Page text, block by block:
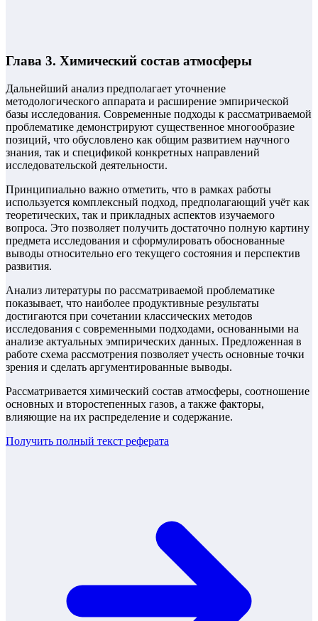
Глава 3. Химический состав атмосферы
Дальнейший анализ предполагает уточнение
методологического аппарата и расширение эмпирической
базы исследования. Современные подходы к рассматриваемой
проблематике демонстрируют существенное многообразие
позиций, что обусловлено как общим развитием научного
знания, так и спецификой конкретных направлений
исследовательской деятельности.
Принципиально важно отметить, что в рамках работы
используется комплексный подход, предполагающий учёт как
теоретических, так и прикладных аспектов изучаемого
вопроса. Это позволяет получить достаточно полную картину
предмета исследования и сформулировать обоснованные
выводы относительно его текущего состояния и перспектив
развития.
Анализ литературы по рассматриваемой проблематике
показывает, что наиболее продуктивные результаты
достигаются при сочетании классических методов
исследования с современными подходами, основанными на
анализе актуальных эмпирических данных. Предложенная в
работе схема рассмотрения позволяет учесть основные точки
зрения и сделать аргументированные выводы.
Рассматривается химический состав атмосферы, соотношение
основных и второстепенных газов, а также факторы,
влияющие на их распределение и содержание.
Получить полный текст реферата